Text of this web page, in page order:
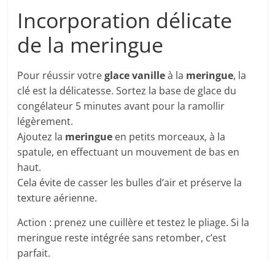
Incorporation délicate
de la meringue
Pour réussir votreglace vanilleà la meringue, la
clé est la délicatesse. Sortez la base de glace du
congélateur 5 minutes avant pour la ramollir
légèrement.
Ajoutez la meringue en petits morceaux, à la
spatule, en effectuant un mouvement de bas en
haut.
Cela évite de casser les bulles d’air et préserve la
texture aérienne.
Action : prenez une cuillère et testez le pliage. Si la
meringue reste intégrée sans retomber, c’est
parfait.